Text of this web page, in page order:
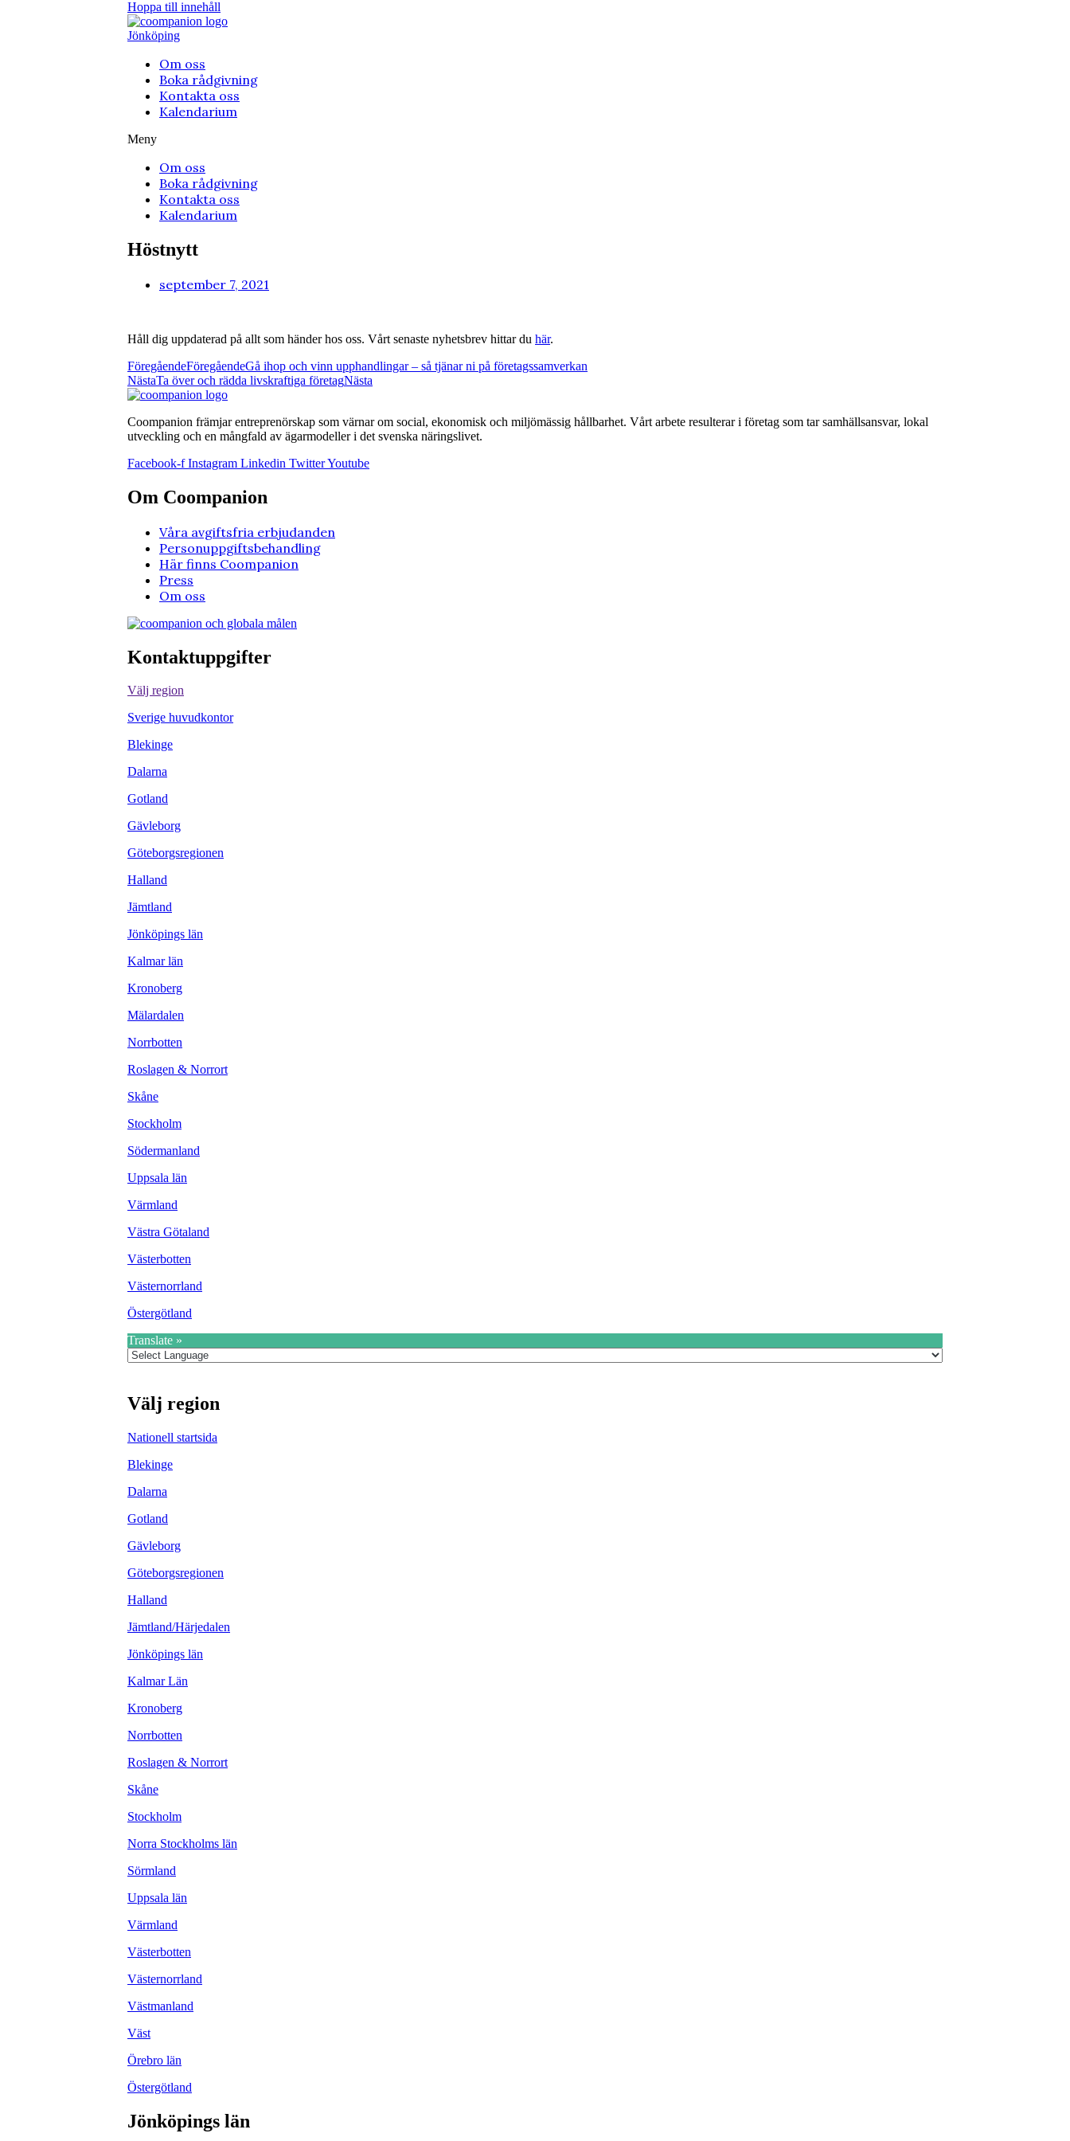
Hoppa till innehåll
Jönköping
Om oss
Boka rådgivning
Kontakta oss
Kalendarium
Meny
Om oss
Boka rådgivning
Kontakta oss
Kalendarium
Höstnytt
september 7, 2021
Håll dig uppdaterad på allt som händer hos oss. Vårt senaste nyhetsbrev hittar du här.
FöregåendeFöregåendeGå ihop och vinn upphandlingar – så tjänar ni på företagssamverkan
NästaTa över och rädda livskraftiga företagNästa
Coompanion främjar entreprenörskap som värnar om social, ekonomisk och miljömässig hållbarhet. Vårt arbete resulterar i företag som tar samhällsansvar, lokal
utveckling och en mångfald av ägarmodeller i det svenska näringslivet.
Facebook-f Instagram Linkedin TwitterYoutube
Om Coompanion
Våra avgiftsfria erbjudanden
Personuppgiftsbehandling
Här finns Coompanion
Press
Om oss
Kontaktuppgifter
Välj region
Sverige huvudkontor
Blekinge
Dalarna
Gotland
Gävleborg
Göteborgsregionen
Halland
Jämtland
Jönköpings län
Kalmar län
Kronoberg
Mälardalen
Norrbotten
Roslagen & Norrort
Skåne
Stockholm
Södermanland
Uppsala län
Värmland
Västra Götaland
Västerbotten
Västernorrland
Östergötland
Translate »
Välj region
Nationell startsida
Blekinge
Dalarna
Gotland
Gävleborg
Göteborgsregionen
Halland
Jämtland/Härjedalen
Jönköpings län
Kalmar Län
Kronoberg
Norrbotten
Roslagen & Norrort
Skåne
Stockholm
Norra Stockholms län
Sörmland
Uppsala län
Värmland
Västerbotten
Västernorrland
Västmanland
Väst
Örebro län
Östergötland
Jönköpings län